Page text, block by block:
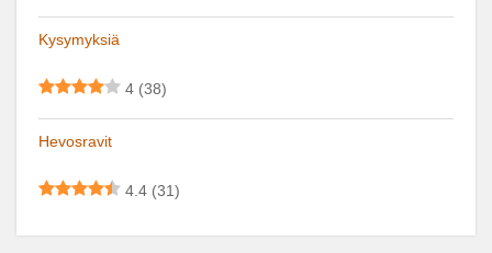
4 (38)
Kysymyksiä
4.4 (31)
Hevosravit